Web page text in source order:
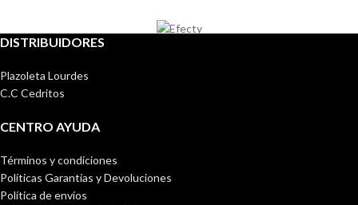
DISTRIBUIDORES
Plazoleta Lourdes
C.C Cedritos
CENTRO AYUDA
Términos y condiciones
Políticas Garantías y Devoluciones
Política de envíos